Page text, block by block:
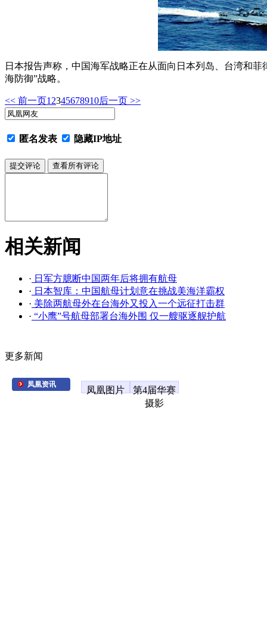
日本报告声称，中国海军战略正在从面向日本列岛、台湾和
海防御”战略。
<< 前一页1 2345678910后一页 >>
匿名发表 隐藏IP地址
相关新闻
· 日军方臆断中国两年后将拥有航母
· 日本智库：中国航母计划意在挑战美海洋霸权
· 美除两航母外在台海外又投入一个远征打击群
· “小鹰”号航母部署台海外围 仅一艘驱逐舰护航
更多新闻
凤凰资讯
凤凰图片
第4届华赛
摄影